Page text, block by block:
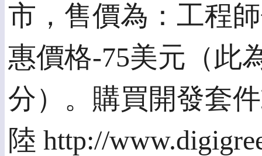
市，售價為：工程
惠價格-75美元（此
分）。購買開發套
陸 http://